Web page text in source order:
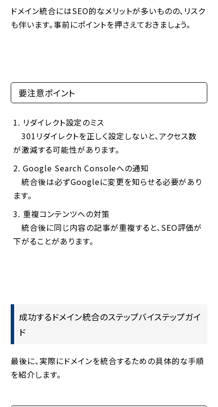
ドメイン統合にはSEO的なメリットが多いものの、リスク
も伴います。事前にポイントを押さえておきましょう。
要注意ポイント
リダイレクト設定のミス
301リダイレクトを正しく設定しないと、アクセス数
が激減する可能性があります。
Google Search Consoleへの通知
統合後は必ずGoogleに変更を知らせる必要があり
ます。
重複コンテンツへの対策
統合後に同じ内容の記事が重複すると、SEO評価が
下がることがあります。
成功するドメイン統合のステップバイステップガイ
ド
最後に、実際にドメインを統合するための具体的な手順
を紹介します。